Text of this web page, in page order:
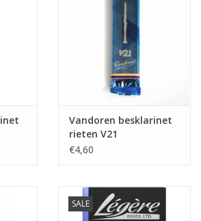
Vandoren besklarinet
rieten V21
€4,60
SALE